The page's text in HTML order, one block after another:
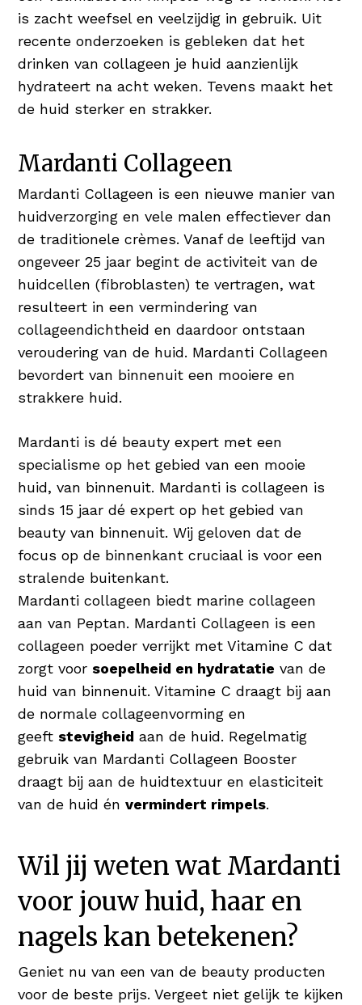
is zacht weefsel en veelzijdig in gebruik. Uit
recente onderzoeken is gebleken dat het
drinken van collageen je huid aanzienlijk
hydrateert na acht weken. Tevens maakt het
de huid sterker en strakker.
Mardanti Collageen
Mardanti Collageen is een nieuwe manier van
huidverzorging en vele malen effectiever dan
de traditionele crèmes. Vanaf de leeftijd van
ongeveer 25 jaar begint de activiteit van de
huidcellen (fibroblasten) te vertragen, wat
resulteert in een vermindering van
collageendichtheid en daardoor ontstaan
veroudering van de huid. Mardanti Collageen
bevordert van binnenuit een mooiere en
strakkere huid.
Mardanti is dé beauty expert met een
specialisme op het gebied van een mooie
huid, van binnenuit. Mardanti is collageen is
sinds 15 jaar dé expert op het gebied van
beauty van binnenuit. Wij geloven dat de
focus op de binnenkant cruciaal is voor een
stralende buitenkant.
Mardanti collageen biedt marine collageen
aan van Peptan. Mardanti Collageen is een
collageen poeder verrijkt met Vitamine C dat
zorgt voor soepelheid en hydratatie van de
huid van binnenuit. Vitamine C draagt bij aan
de normale collageenvorming en
geeft stevigheid aan de huid. Regelmatig
gebruik van Mardanti Collageen Booster
draagt bij aan de huidtextuur en elasticiteit
van de huid énvermindert rimpels.
Wil jij weten wat Mardanti
voor jouw huid, haar en
nagels kan betekenen?
Geniet nu van een van de beauty producten
voor de beste prijs. Vergeet niet gelijk te kijken